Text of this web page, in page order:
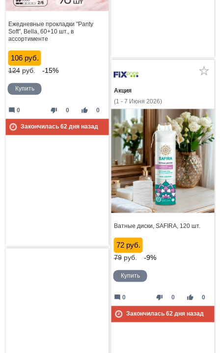
Ежедневные прокладки "Panty
Soft", Bella, 60+10 шт., в
ассортименте
106 руб.
124руб. -15%
Купить
thumb_down 0 thumb_up 0
mode_comment 0
Закончилась 62дня назад
Акция
(1 - 7 Июня 2026)
Ватные диски, SAFIRA, 120 шт.
72 руб.
79руб. -9%
Купить
thumb_down 0 thumb_up 0
mode_comment 0
Закончилась 62дня назад